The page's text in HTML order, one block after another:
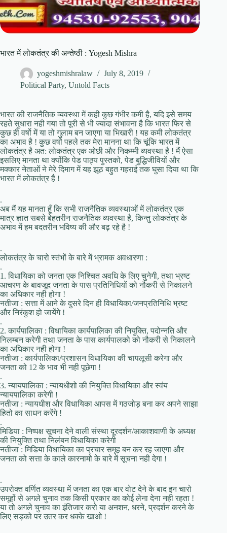
भारत में लोकतंत्र की अन्तेष्ठी : Yogesh Mishra
yogeshmishralaw
July 8, 2019
Political Party, Untold Facts
भारत की राजनैतिक व्यवस्था में कही कुछ गंभीर कमी है, यदि इसे समय
रहते सुधारा नही गया तो पूरी से भी ज्यादा संभावना है कि भारत फिर से
कुछ ही वर्षो में या तो गुलाम बन जाएगा या भिखारी ! यह कमी लोकतंत्र
का अभाव है ! कुछ वर्षो पहले तक मेरा मानना था कि चूंकि भारत में
लोकतंत्र है अत: लोकतंत्र एक ओछी और निकम्मी व्यवस्था है ! मैं ऐसा
इसलिए मानता था क्योंकि पेड पाठ्य पुस्तको, पेड बुद्धिजीवियों और
मक्कार नेताओं ने मेरे दिमाग में यह झूठ बहुत गहराई तक घुसा दिया था कि
भारत में लोकतंत्र है !
.
अब मैं यह मानता हूँ कि सभी राजनैतिक व्यवस्थाओं में लोकतंत्र एक
मात्र ज्ञात सबसे बेहतरीन राजनैतिक व्यवस्था है, किन्तु लोकतंत्र के
अभाव में हम बदतरीन भविष्य की और बढ़ रहे है !
.
लोकतंत्र के चारो स्तंभों के बारे में भ्रामक अवधारणा :
.
1. विधायिका को जनता एक निश्चित अवधि के लिए चुनेगी, तथा भ्रष्ट
आचरण के बावजूद जनता के पास प्रतिनिधियों को नौकरी से निकालने
का अधिकार नही होगा !
नतीजा : सत्ता में आने के दुसरे दिन ही विधायिका/जनप्रतिनिधि भ्रष्ट
और निरंकुश हो जायेंगे !
.
2. कार्यपालिका : विधायिका कार्यपालिका की नियुक्ति, पदोन्नति और
निलम्बन करेगी तथा जनता के पास कार्यपालको को नौकरी से निकालने
का अधिकार नही होगा !
नतीजा : कार्यपालिका/प्रशासन विधायिका की चापलूसी करेगा और
जनता को 12 के भाव भी नही पूछेगा !
.
3. न्यायपालिका : न्यायधीशो की नियुक्ति विधायिका और स्वंय
न्यायपालिका करेगी !
नतीजा : न्यायधीश और विधायिका आपस में गठजोड़ बना कर अपने साझा
हितो का साधन करेंगे !
.
मिडिया : निष्पक्ष सूचना देने वाली संस्था दूरदर्शन/आकाशवाणी के अध्यक्ष
की नियुक्ति तथा निलंबन विधायिका करेगी
नतीजा : मिडिया विधायिका का प्रचार समूह बन कर रह जाएगा और
जनता को सत्ता के काले कारनामो के बारे में सूचना नही देगा !
.
उपरोक्त वर्णित व्यवस्था में जनता का एक बार वोट देने के बाद इन चारो
समूहों से अगले चुनाव तक किसी प्रकार का कोई लेना देना नही रहता !
या तो अगले चुनाव का इंतिजार करो या अनशन, धरने, प्रदर्शन करने के
लिए सड़को पर उतर कर धक्के खाओ !